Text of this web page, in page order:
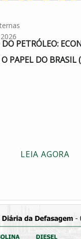
PETRÓLEO:
O PAPEL DO
LEIA AGORA